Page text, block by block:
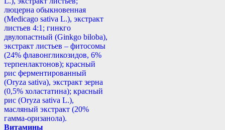
люцерна обыкновенная
(Medicago sativa L.), экстракт
листьев 4:1; гинкго
двулопастный (Ginkgo biloba),
экстракт листьев – фитосомы
(24% флавонгликозидов, 6%
терпенлактонов); красный
рис ферментированный
(Oryza sativa), экстракт зерна
(0,5% холастатина); красный
рис (Oryza sativa L.),
масляный экстракт (20%
гамма-оризанола).
Витамины